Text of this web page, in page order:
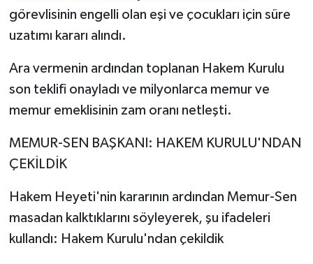
görevlisinin engelli olan eşi ve çocukları için süre
uzatımı kararı alındı.
Ara vermenin ardından toplanan Hakem Kurulu
son teklifi onayladı ve milyonlarca memur ve
memur emeklisinin zam oranı netleşti.
MEMUR-SEN BAŞKANI: HAKEM KURULU'NDAN
ÇEKİLDİK
Hakem Heyeti'nin kararının ardından Memur-Sen
masadan kalktıklarını söyleyerek, şu ifadeleri
kullandı: Hakem Kurulu'ndan çekildik